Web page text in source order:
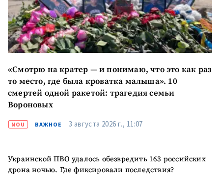
«Смотрю на кратер — и понимаю, что это как раз
то место, где была кроватка малыша». 10
смертей одной ракетой: трагедия семьи
Вороновых
NOU ВАЖНОЕ 3 августа 2026 г., 11:07
Украинской ПВО удалось обезвредить 163 российских
дрона ночью. Где фиксировали последствия?